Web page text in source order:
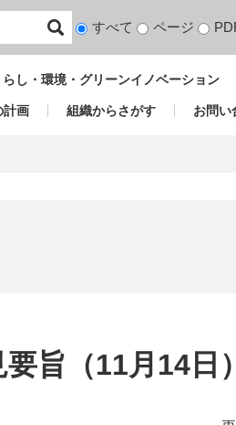
検
対
すべて ページ
らし・環境・グリーンイノベーション
計画 組織からさがす お問い
旨（11月14日）